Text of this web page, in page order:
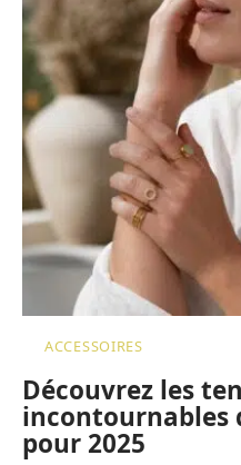
ACCESSOIRES
Découvrez les
incontournables
pour 2025